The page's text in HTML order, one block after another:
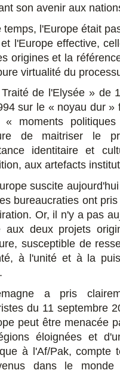
son avenir aux
temps, l'Europe était
l'Europe effective,
origines et la
virtualité du
de l'Elysée » de
sur le « noyau dur »
« moments
de maitriser le
identitaire et
aux artefacts
suscite
bureaucraties ont
Or, il n'y a pas
aux deux projets
susceptible de
à l'unité et à la
a pris
du 11 septembre
peut être menacée
éloignées et
à l'Af/Pak, compte
dans le